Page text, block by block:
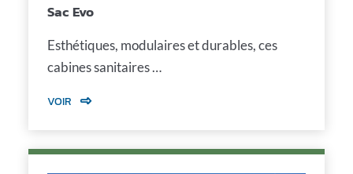
Sac Evo
Esthétiques, modulaires et durables, ces
cabines sanitaires …
VOIR